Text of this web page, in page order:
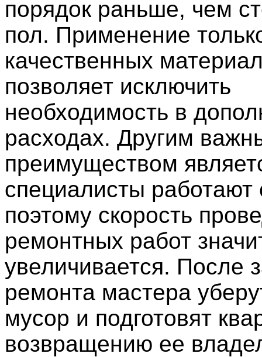
порядок раньше, чем
пол. Применение
качественных
позволяет исключить
необходимость в
расходах. Другим
преимуществом
специалисты
поэтому скорость
ремонтных работ
увеличивается. После
ремонта мастера
мусор и подготовят
возвращению ее